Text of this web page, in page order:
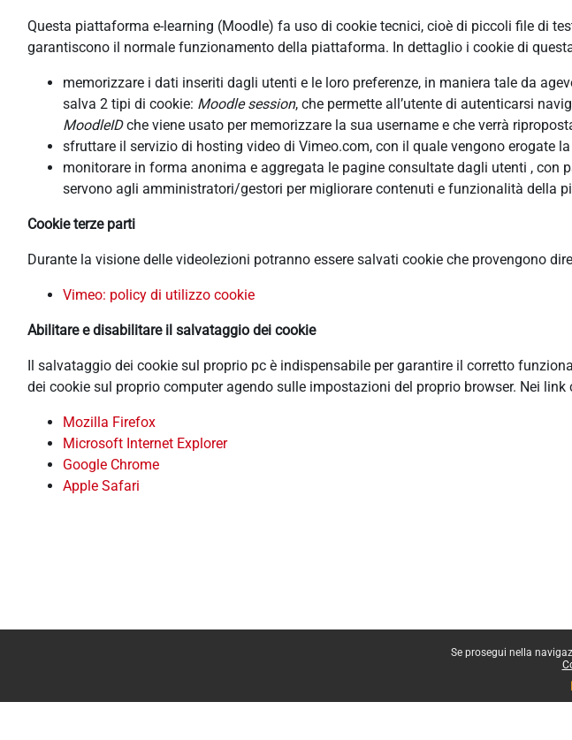
Se prosegui nella
Questa piattaforma e-learning (Moodle) fa uso di cookie tecnici, cioè di piccoli file di
garantiscono il normale funzionamento della piattaforma. In dettaglio i cookie di
memorizzare i dati inseriti dagli utenti e le loro preferenze, in maniera tale da
salva 2 tipi di cookie: Moodle session, che permette all’utente di autenticarsi
MoodleIDche viene usato per memorizzare la sua username e che verrà
sfruttare il servizio di hosting video di Vimeo.com, con il quale vengono erogate
monitorare in forma anonima e aggregata le pagine consultate dagli utenti ,
servono agli amministratori/gestori per migliorare contenuti e funzionalità della
Cookie terze parti
Durante la visione delle videolezioni potranno essere salvati cookie che provengono
Vimeo: policy di utilizzo cookie
Abilitare e disabilitare il salvataggio dei cookie
Il salvataggio dei cookie sul proprio pc è indispensabile per garantire il corretto
dei cookie sul proprio computer agendo sulle impostazioni del proprio browser. Nei
Mozilla Firefox
Microsoft Internet Explorer
Google Chrome
Apple Safari